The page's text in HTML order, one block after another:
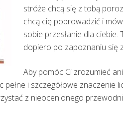
stróże chcą się z tobą
chcą cię poprowadzić i
sobie przesłanie dla
dopiero po zapoznaniu się
Aby pomóc Ci zrozumieć
i szczegółowe znaczenie
z nieocenionego